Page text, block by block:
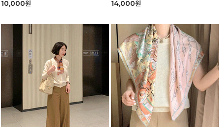
10,000원 14,000원